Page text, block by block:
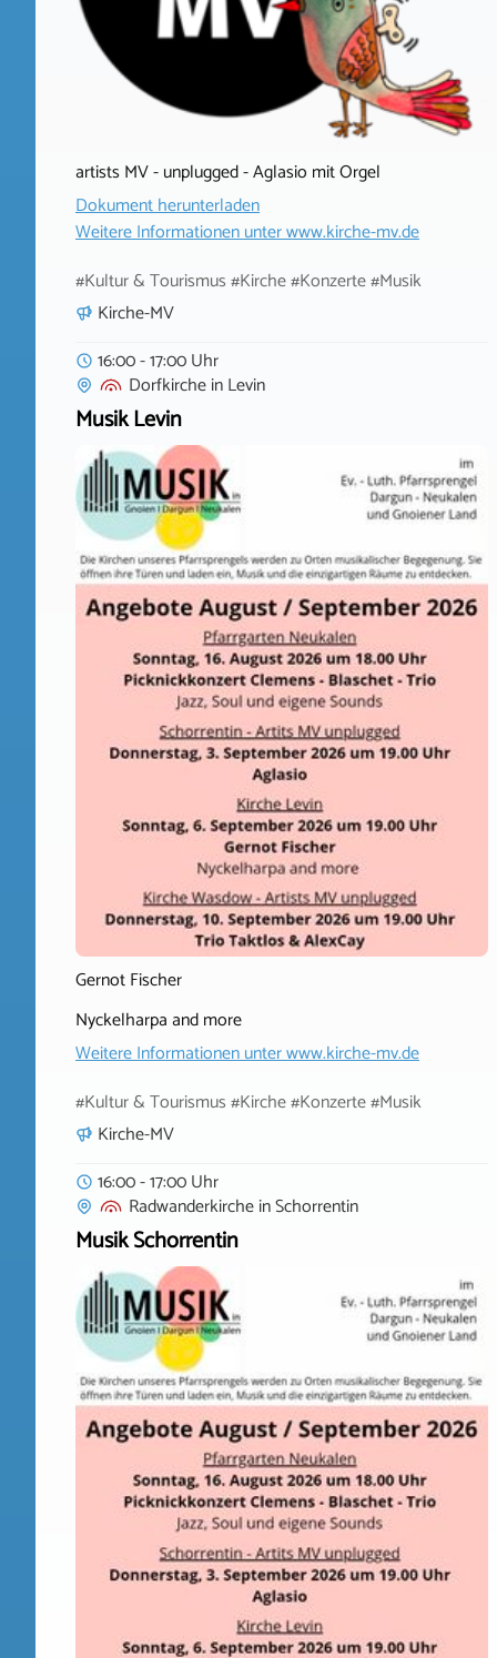
artists MV - unplugged - Aglasio mit Orgel
Dokument herunterladen
Weitere Informationen unterwww.kirche-mv.de
#Kultur & Tourismus #Kirche #Konzerte #Musik
Kirche-MV
16:00 - 17:00 Uhr
DorfkircheinLevin
Musik Levin
Gernot Fischer
Nyckelharpa and more
Weitere Informationen unterwww.kirche-mv.de
#Kultur & Tourismus #Kirche #Konzerte #Musik
Kirche-MV
16:00 - 17:00 Uhr
RadwanderkircheinSchorrentin
Musik Schorrentin